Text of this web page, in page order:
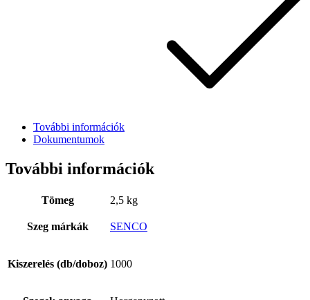
Kapcsolat
További információk
Dokumentumok
További információk
Tömeg 2,5 kg
Szeg márkák SENCO
Kiszerelés (db/doboz) 1000